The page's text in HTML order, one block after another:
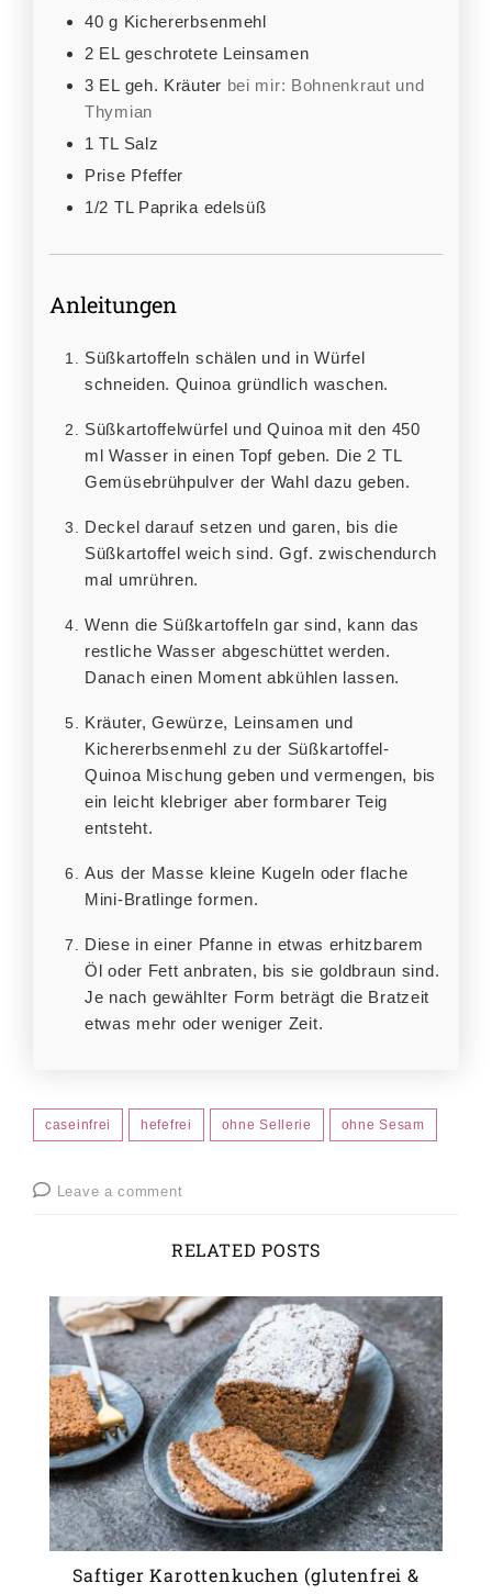
40 g Kichererbsenmehl
2 EL geschrotete Leinsamen
3 EL geh. Kräuter bei mir: Bohnenkraut und
Thymian
1 TL Salz
Prise Pfeffer
1/2 TL Paprika edelsüß
Anleitungen
Süßkartoffeln schälen und in Würfel
schneiden. Quinoa gründlich waschen.
Süßkartoffelwürfel und Quinoa mit den 450
ml Wasser in einen Topf geben. Die 2 TL
Gemüsebrühpulver der Wahl dazu geben.
Deckel darauf setzen und garen, bis die
Süßkartoffel weich sind. Ggf. zwischendurch
mal umrühren.
Wenn die Süßkartoffeln gar sind, kann das
restliche Wasser abgeschüttet werden.
Danach einen Moment abkühlen lassen.
Kräuter, Gewürze, Leinsamen und
Kichererbsenmehl zu der Süßkartoffel-
Quinoa Mischung geben und vermengen, bis
ein leicht klebriger aber formbarer Teig
entsteht.
Aus der Masse kleine Kugeln oder flache
Mini-Bratlinge formen.
Diese in einer Pfanne in etwas erhitzbarem
Öl oder Fett anbraten, bis sie goldbraun sind.
Je nach gewählter Form beträgt die Bratzeit
etwas mehr oder weniger Zeit.
caseinfrei hefefrei ohne Sellerie ohne Sesam
Leave a comment
RELATED POSTS
Saftiger Karottenkuchen (glutenfrei &